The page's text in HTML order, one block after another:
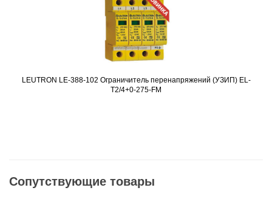
Подробнее
LEUTRON LE-388-102 Ограничитель перенапряжений (УЗИП) EL-
T2/4+0-275-FM
Сопутствующие товары